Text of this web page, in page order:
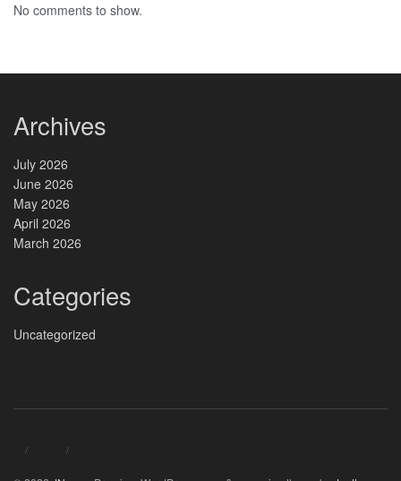
No comments to show.
Archives
July 2026
June 2026
May 2026
April 2026
March 2026
Categories
Uncategorized